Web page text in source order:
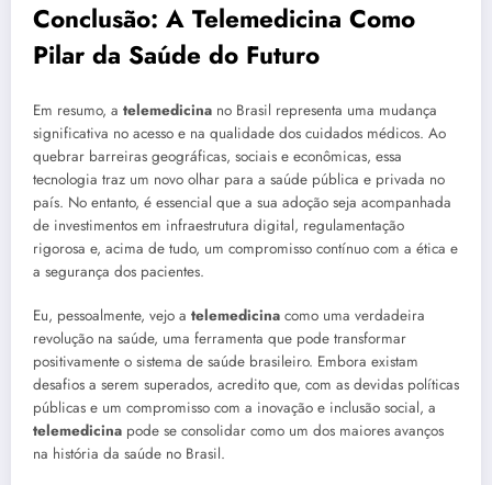
Conclusão: A Telemedicina Como
Pilar da Saúde do Futuro
Em resumo, a telemedicina no Brasil representa uma mudança
significativa no acesso e na qualidade dos cuidados médicos. Ao
quebrar barreiras geográficas, sociais e econômicas, essa
tecnologia traz um novo olhar para a saúde pública e privada no
país. No entanto, é essencial que a sua adoção seja acompanhada
de investimentos em infraestrutura digital, regulamentação
rigorosa e, acima de tudo, um compromisso contínuo com a ética e
a segurança dos pacientes.
Eu, pessoalmente, vejo a telemedicina como uma verdadeira
revolução na saúde, uma ferramenta que pode transformar
positivamente o sistema de saúde brasileiro. Embora existam
desafios a serem superados, acredito que, com as devidas políticas
públicas e um compromisso com a inovação e inclusão social, a
telemedicina pode se consolidar como um dos maiores avanços
na história da saúde no Brasil.